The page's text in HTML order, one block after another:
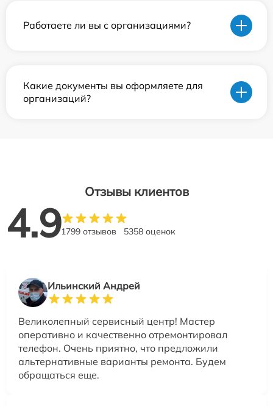
Работаете ли вы с организациями?
Какие документы вы оформляете для
организаций?
Отзывы клиентов
4.91799 отзывов 5358 оценок
Ильинский Андрей
Великолепный сервисный центр! Мастер
оперативно и качественно отремонтировал
телефон. Очень приятно, что предложили
альтернативные варианты ремонта. Будем
обращаться еще.